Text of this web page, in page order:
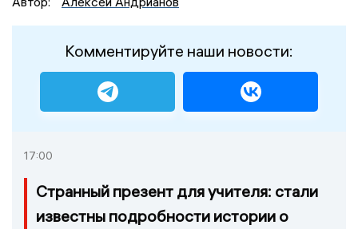
Комментируйте наши новости:
17:00
Странный презент для учителя: стали
известны подробности истории о